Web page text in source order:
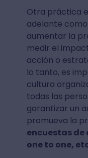
Otra práctica
adelante
aumentar la
medir el
acción o
lo tanto, es
cultura
todas las
garantizar un
promueva la
encuestas
one to one,